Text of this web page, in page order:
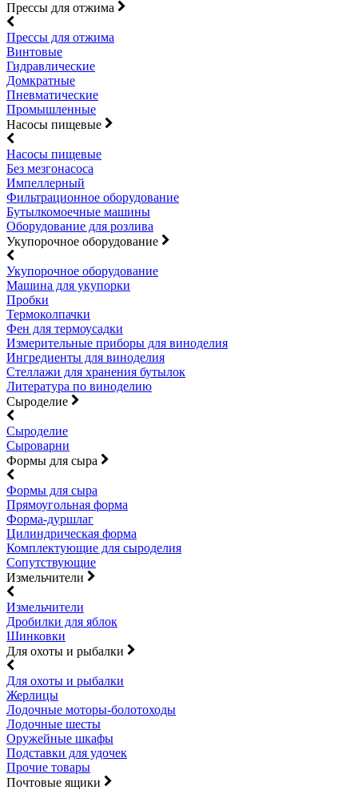
Прессы для отжима
Прессы для отжима
Винтовые
Гидравлические
Домкратные
Пневматические
Промышленные
Насосы пищевые
Насосы пищевые
Без мезгонасоса
Импеллерный
Фильтрационное оборудование
Бутылкомоечные машины
Оборудование для розлива
Укупорочное оборудование
Укупорочное оборудование
Машина для укупорки
Пробки
Термоколпачки
Фен для термоусадки
Измерительные приборы для виноделия
Ингредиенты для виноделия
Стеллажи для хранения бутылок
Литература по виноделию
Сыроделие
Сыроделие
Сыроварни
Формы для сыра
Формы для сыра
Прямоугольная форма
Форма-дуршлаг
Цилиндрическая форма
Комплектующие для сыроделия
Сопутствующие
Измельчители
Измельчители
Дробилки для яблок
Шинковки
Для охоты и рыбалки
Для охоты и рыбалки
Жерлицы
Лодочные моторы-болотоходы
Лодочные шесты
Оружейные шкафы
Подставки для удочек
Прочие товары
Почтовые ящики